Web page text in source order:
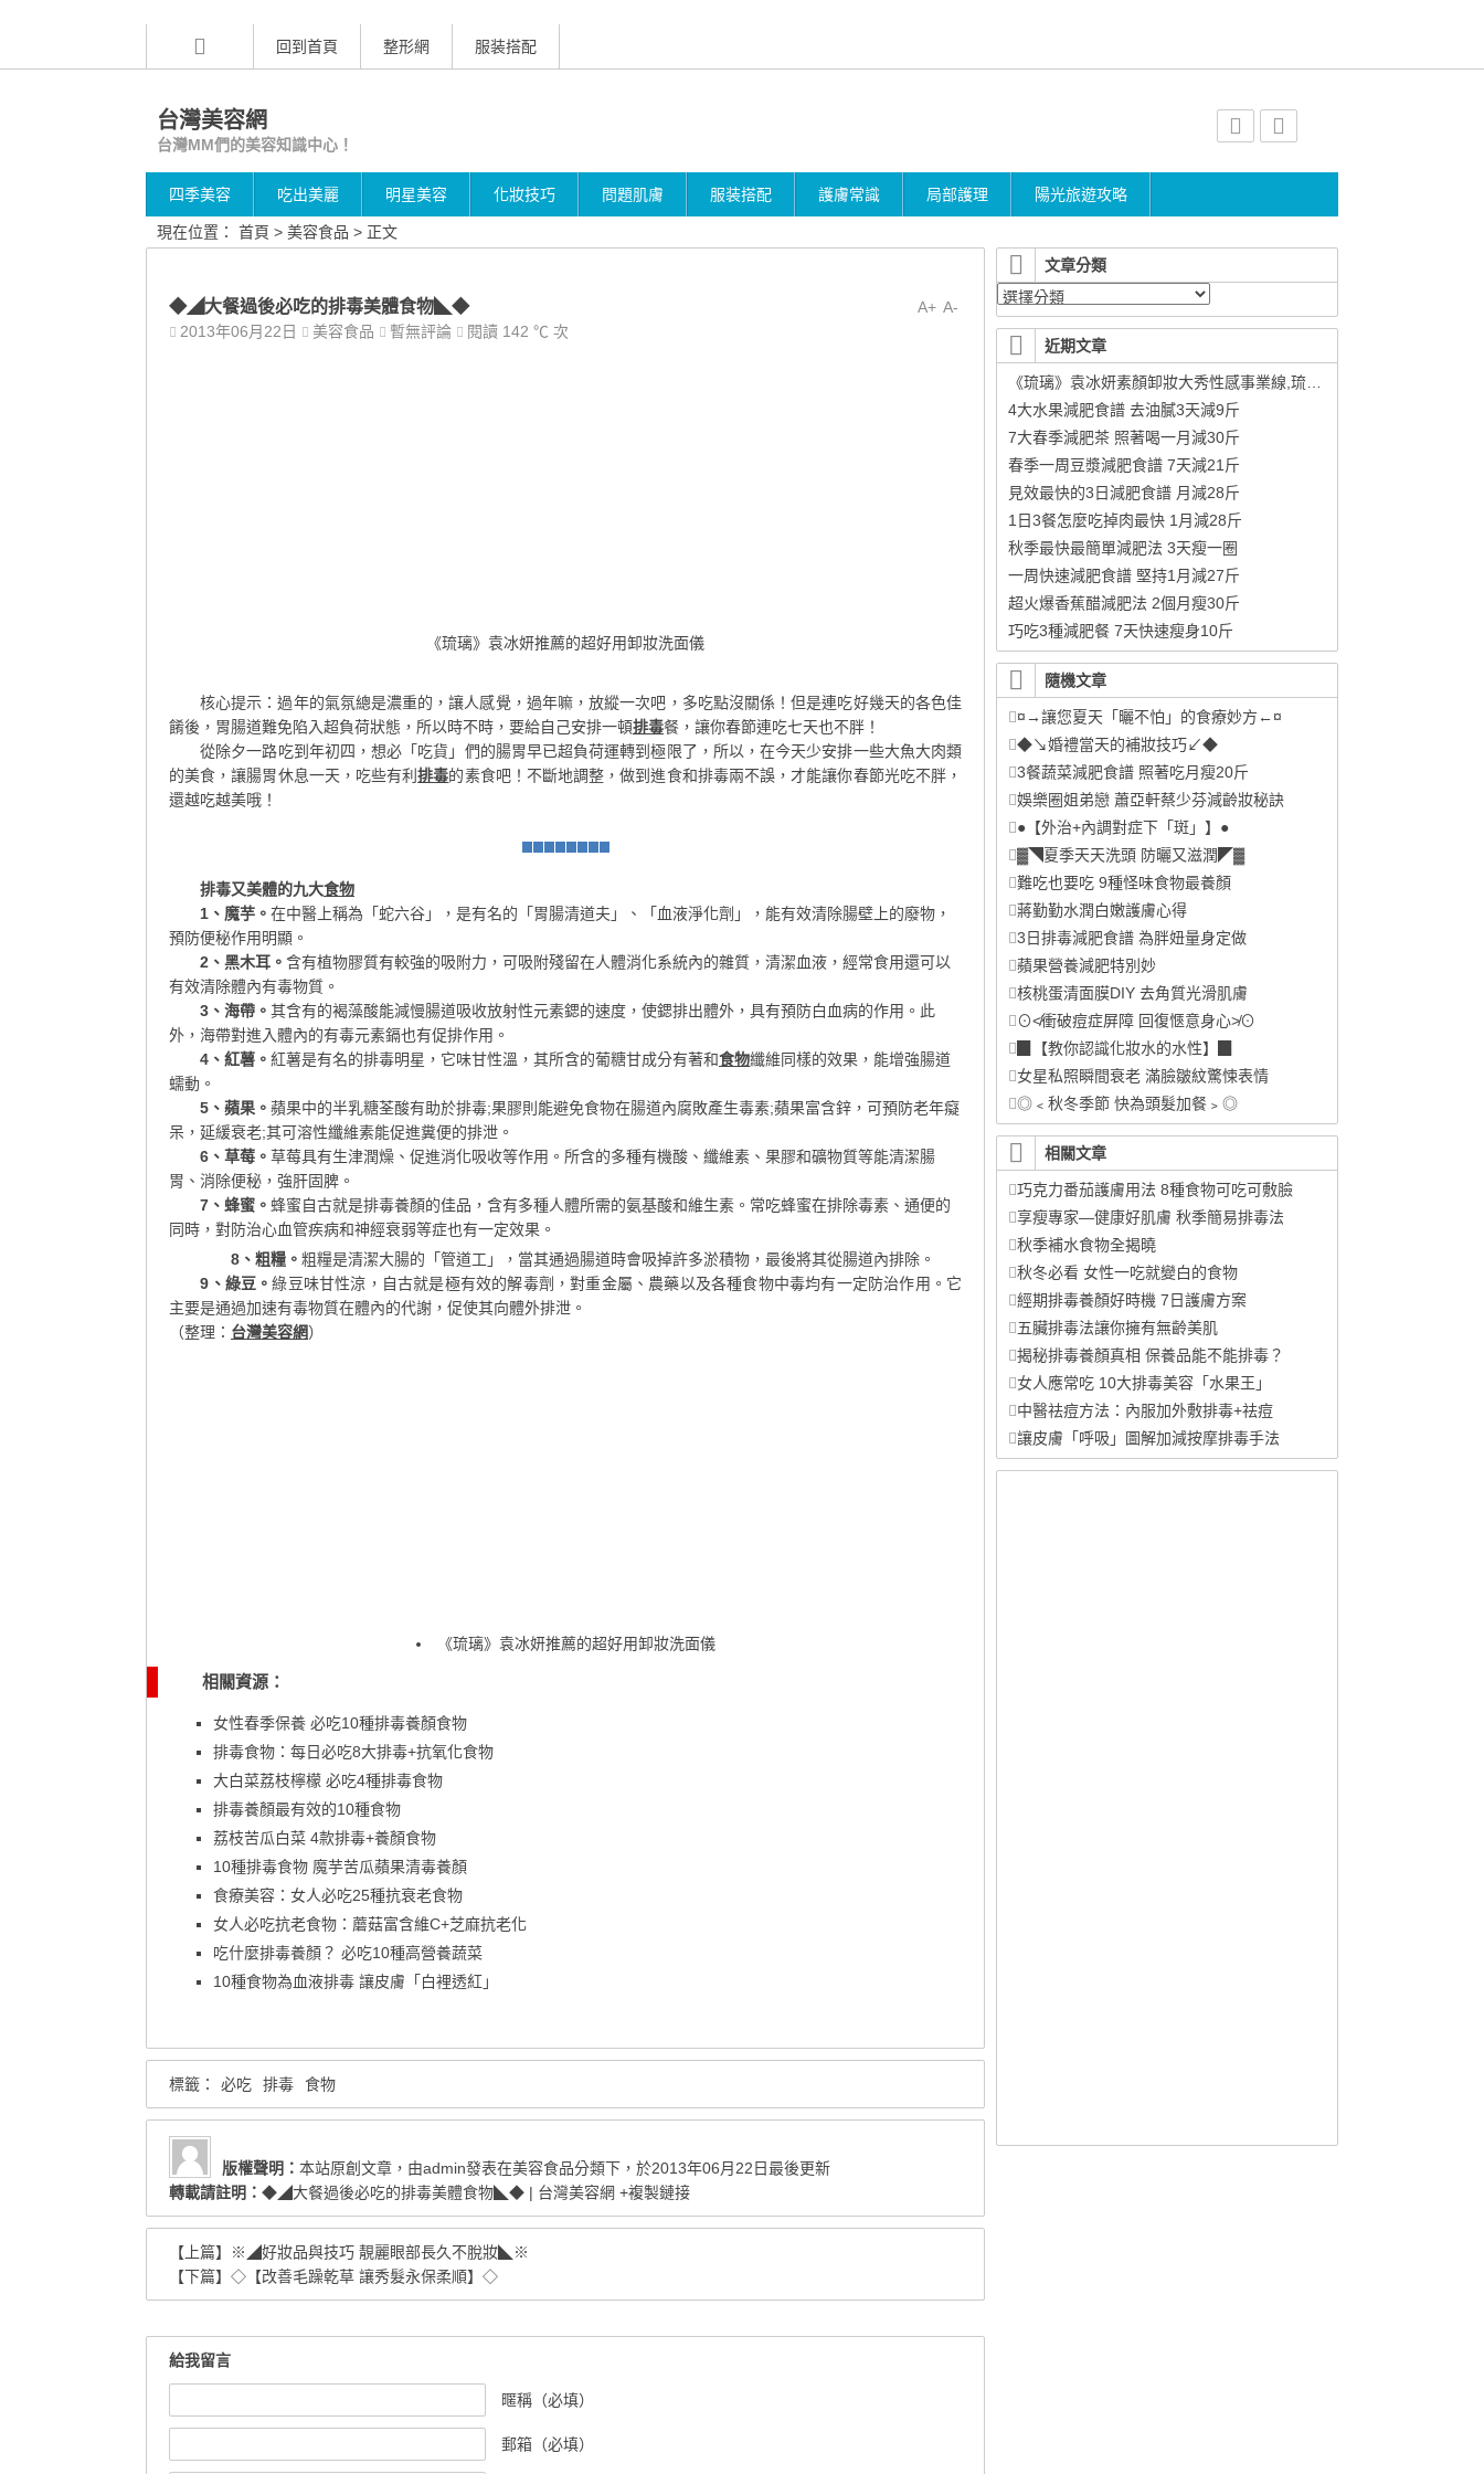
回到首頁 整形網 服装搭配
台灣美容網
台灣MM們的美容知識中心！
四季美容 吃出美麗 明星美容 化妝技巧 問題肌膚 服装搭配 護膚常識 局部護理 陽光旅遊攻略
現在位置： 首頁 > 美容食品 > 正文
A-
A+
◆◢大餐過後必吃的排毒美體食物◣◆
2013年06月22日 美容食品 暫無評論 閱讀 142 ℃ 次
《琉璃》袁冰妍推薦的超好用卸妝洗面儀
核心提示：過年的氣氛總是濃重的，讓人感覺，過年嘛，放縱一次吧，多吃點沒關係！但是連吃好幾天的各色佳
餚後，胃腸道難免陷入超負荷狀態，所以時不時，要給自己安排一頓排毒餐，讓你春節連吃七天也不胖！
從除夕一路吃到年初四，想必「吃貨」們的腸胃早已超負荷運轉到極限了，所以，在今天少安排一些大魚大肉類
的美食，讓腸胃休息一天，吃些有利排毒的素食吧！不斷地調整，做到進食和排毒兩不誤，才能讓你春節光吃不胖，
還越吃越美哦！
排毒又美體的九大食物
1、魔芋。 在中醫上稱為「蛇六谷」，是有名的「胃腸清道夫」、「血液淨化劑」，能有效清除腸壁上的廢物，
預防便秘作用明顯。
2、黑木耳。 含有植物膠質有較強的吸附力，可吸附殘留在人體消化系統內的雜質，清潔血液，經常食用還可以
有效清除體內有毒物質。
3、海帶。 其含有的褐藻酸能減慢腸道吸收放射性元素鍶的速度，使鍶排出體外，具有預防白血病的作用。此
外，海帶對進入體內的有毒元素鎘也有促排作用。
4、紅薯。 紅薯是有名的排毒明星，它味甘性溫，其所含的葡糖甘成分有著和食物纖維同樣的效果，能增強腸道
蠕動。
5、蘋果。 蘋果中的半乳糖荃酸有助於排毒;果膠則能避免食物在腸道內腐敗產生毒素;蘋果富含鋅，可預防老年癡
呆，延緩衰老;其可溶性纖維素能促進糞便的排泄。
6、草莓。 草莓具有生津潤燥、促進消化吸收等作用。所含的多種有機酸、纖維素、果膠和礦物質等能清潔腸
胃、消除便秘，強肝固脾。
7、蜂蜜。 蜂蜜自古就是排毒養顏的佳品，含有多種人體所需的氨基酸和維生素。常吃蜂蜜在排除毒素、通便的
同時，對防治心血管疾病和神經衰弱等症也有一定效果。
8、粗糧。 粗糧是清潔大腸的「管道工」，當其通過腸道時會吸掉許多淤積物，最後將其從腸道內排除。
9、綠豆。綠豆味甘性涼，自古就是極有效的解毒劑，對重金屬、農藥以及各種食物中毒均有一定防治作用。它
主要是通過加速有毒物質在體內的代謝，促使其向體外排泄。
（整理： 台灣美容網）
《琉璃》袁冰妍推薦的超好用卸妝洗面儀
相關資源：
女性春季保養 必吃10種排毒養顏食物
排毒食物：每日必吃8大排毒+抗氧化食物
大白菜荔枝檸檬 必吃4種排毒食物
排毒養顏最有效的10種食物
荔枝苦瓜白菜 4款排毒+養顏食物
10種排毒食物 魔芋苦瓜蘋果清毒養顏
食療美容：女人必吃25種抗衰老食物
女人必吃抗老食物：蘑菇富含維C+芝麻抗老化
吃什麼排毒養顏？ 必吃10種高營養蔬菜
10種食物為血液排毒 讓皮膚「白裡透紅」
標籤： 必吃 排毒 食物
版權聲明： 本站原創文章，由admin發表在美容食品分類下，於2013年06月22日最後更新
轉載請註明： ◆◢大餐過後必吃的排毒美體食物◣◆ | 台灣美容網 +複製鏈接
【上篇】
※◢好妝品與技巧 靚麗眼部長久不脫妝◣※
【下篇】 ◇【改善毛躁乾草 讓秀髮永保柔順】◇
給我留言
暱稱（必填）
郵箱（必填）
文章分類
近期文章
4大水果減肥食譜 去油膩3天減9斤
7大春季減肥茶 照著喝一月減30斤
春季一周豆漿減肥食譜 7天減21斤
見效最快的3日減肥食譜 月減28斤
1日3餐怎麼吃掉肉最快 1月減28斤
秋季最快最簡單減肥法 3天瘦一圈
一周快速減肥食譜 堅持1月減27斤
超火爆香蕉醋減肥法 2個月瘦30斤
巧吃3種減肥餐 7天快速瘦身10斤
隨機文章
¤→讓您夏天「曬不怕」的食療妙方←¤
◆↘婚禮當天的補妝技巧↙◆
3餐蔬菜減肥食譜 照著吃月瘦20斤
娛樂圈姐弟戀 蕭亞軒蔡少芬減齡妝秘訣
●【外治+內調對症下「斑」】●
▓◥夏季天天洗頭 防曬又滋潤◤▓
難吃也要吃 9種怪味食物最養顏
蔣勤勤水潤白嫩護膚心得
3日排毒減肥食譜 為胖妞量身定做
蘋果營養減肥特別妙
核桃蛋清面膜DIY 去角質光滑肌膚
⊙≮衝破痘症屏障 回復愜意身心≯⊙
▉【教你認識化妝水的水性】▉
女星私照瞬間衰老 滿臉皺紋驚悚表情
◎﹤秋冬季節 快為頭髮加餐﹥◎
相關文章
巧克力番茄護膚用法 8種食物可吃可敷臉
享瘦專家—健康好肌膚 秋季簡易排毒法
秋季補水食物全揭曉
秋冬必看 女性一吃就變白的食物
經期排毒養顏好時機 7日護膚方案
五臟排毒法讓你擁有無齡美肌
揭秘排毒養顏真相 保養品能不能排毒？
女人應常吃 10大排毒美容「水果王」
中醫祛痘方法：內服加外敷排毒+祛痘
讓皮膚「呼吸」圖解加減按摩排毒手法